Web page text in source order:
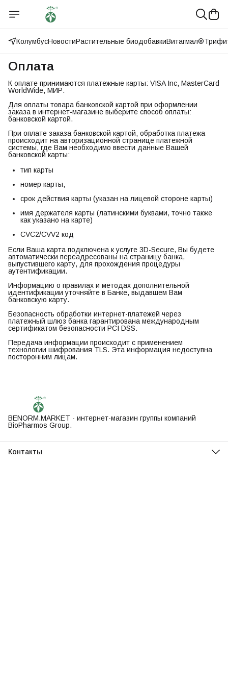
КолумбусНовостиРастительные биодобавкиВитагмал®
Оплата
К оплате принимаются платежные карты: VISA Inc, MasterCard
WorldWide, МИР.
Для оплаты товара банковской картой при оформлении
заказа в интернет-магазине выберите способ оплаты:
банковской картой.
При оплате заказа банковской картой, обработка платежа
происходит на авторизационной странице платежной
системы, где Вам необходимо ввести данные Вашей
банковской карты:
тип карты
номер карты,
срок действия карты (указан на лицевой стороне карты)
имя держателя карты (латинскими буквами, точно также
как указано на карте)
CVC2/CVV2 код
Если Ваша карта подключена к услуге 3D-Secure, Вы будете
автоматически переадресованы на страницу банка,
выпустившего карту, для прохождения процедуры
аутентификации.
Информацию о правилах и методах дополнительной
идентификации уточняйте в Банке, выдавшем Вам
банковскую карту.
Безопасность обработки интернет-платежей через
платежный шлюз банка гарантирована международным
сертификатом безопасности PCI DSS.
Передача информации происходит с применением
технологии шифрования TLS. Эта информация недоступна
посторонним лицам.
BENORM.MARKET - интернет-магазин группы компаний
BioPharmos Group.
Контакты